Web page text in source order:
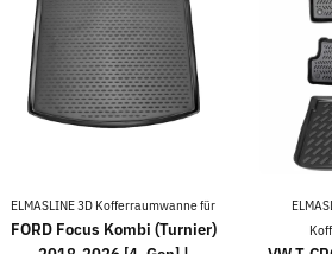
ELMASLINE 3D Kofferraumwanne für
FORD Focus Kombi (Turnier)